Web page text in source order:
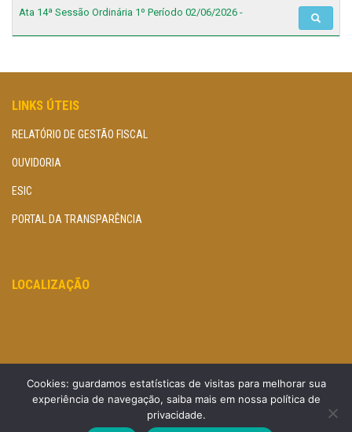
Ata 14ª Sessão Ordinária 1º Período 02/06/2026 -
LINKS ÚTEIS
RELATÓRIO DE GESTÃO FISCAL
OUVIDORIA
ESIC
PORTAL DA TRANSPARÊNCIA
LOCALIZAÇÃO
Cookies: guardamos estatísticas de visitas para melhorar sua
experiência de navegação, saiba mais em nossa política de
privacidade.